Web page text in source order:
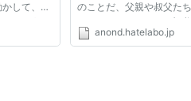
して、体
。そうい
べきであ
のことだ、父親や叔父た
かもしれない。ただ、祖
iMac17インチ（当時
anond.hatelabo.jp